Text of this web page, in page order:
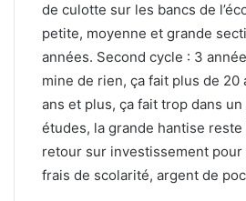
de culotte sur les bancs de
petite, moyenne et grande
années. Second cycle : 3
mine de rien, ça fait plus de 20
ans et plus, ça fait trop dans
études, la grande hantise
retour sur investissement
frais de scolarité, argent de